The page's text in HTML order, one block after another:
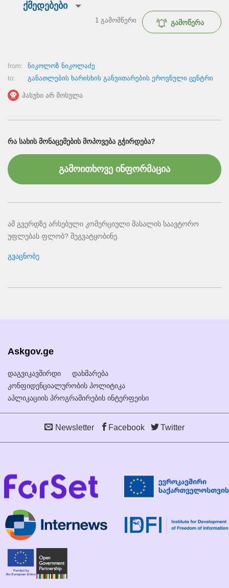
ქმედებები
გამოწერა
1 გამომწერი
from:
ნიკოლოზ ნიკოლაძე
to:
განათლების ხარისხის განვითარების ეროვნული ცენტრი
პასუხი არ მოსულა
ᲠᲐ ᲡᲐᲮᲘᲡ ᲛᲝᲜᲐᲪᲔᲛᲔᲑᲘᲡ ᲛᲝᲞᲝᲕᲔᲑᲐ ᲒᲭᲘᲠᲓᲔᲑᲐ?
გამოითხოვე ინფორმაცია
ამ გვერდზე არსებული კომერციული მასალის საავტორო
უფლებას ფლობ? შეგვატყობინე.
გვაცნობე
Askgov.ge
დაგვიკავშირდი
დახმარება
კონფიდენციალურობის პოლიტიკა
აპლიკაციის პროგრამირების ინტერფეისი
Newsletter Facebook Twitter